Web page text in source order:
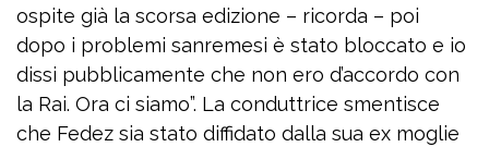
ospite già la scorsa edizione – ricorda – poi
dopo i problemi sanremesi è stato bloccato e io
dissi pubblicamente che non ero d’accordo con
la Rai. Ora ci siamo”. La conduttrice smentisce
che Fedez sia stato diffidato dalla sua ex moglie